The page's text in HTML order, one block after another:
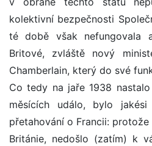
kolektivní bezpečnosti
té době však nefungovala
Britové, zvláště nový
Chamberlain, který do své
Co tedy na jaře 1938
měsících událo, bylo jakési
přetahování o Francii:
Británie, nedošlo (zatím) k